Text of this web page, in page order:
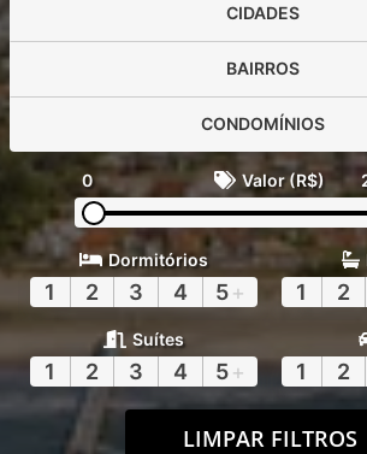
CIDADES
BAIRROS
CONDOMÍNIOS
0 Valor (R$)
Dormitórios
1 2 3 4 5+ 1 2
Suítes
1 2 3 4 5+ 1 2
LIMPAR FILTROS